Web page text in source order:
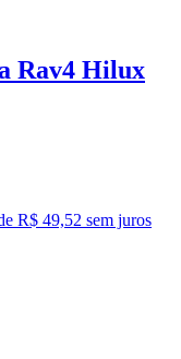
Rav4 Hilux
R$ 49,52 sem juros